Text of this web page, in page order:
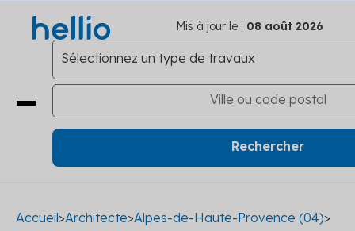
Mis à jour le : 08 août 2026
Accueil>Architecte>Alpes-de-Haute-Provence (04)>